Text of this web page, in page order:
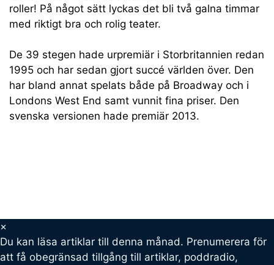
roller! På något sätt lyckas det bli två galna timmar
med riktigt bra och rolig teater.
De 39 stegen hade urpremiär i Storbritannien redan
1995 och har sedan gjort succé världen över. Den
har bland annat spelats både på Broadway och i
Londons West End samt vunnit fina priser. Den
svenska versionen hade premiär 2013.
×
Du kan läsa artiklar till denna månad. Prenumerera för
att få obegränsad tillgång till artiklar, poddradio,